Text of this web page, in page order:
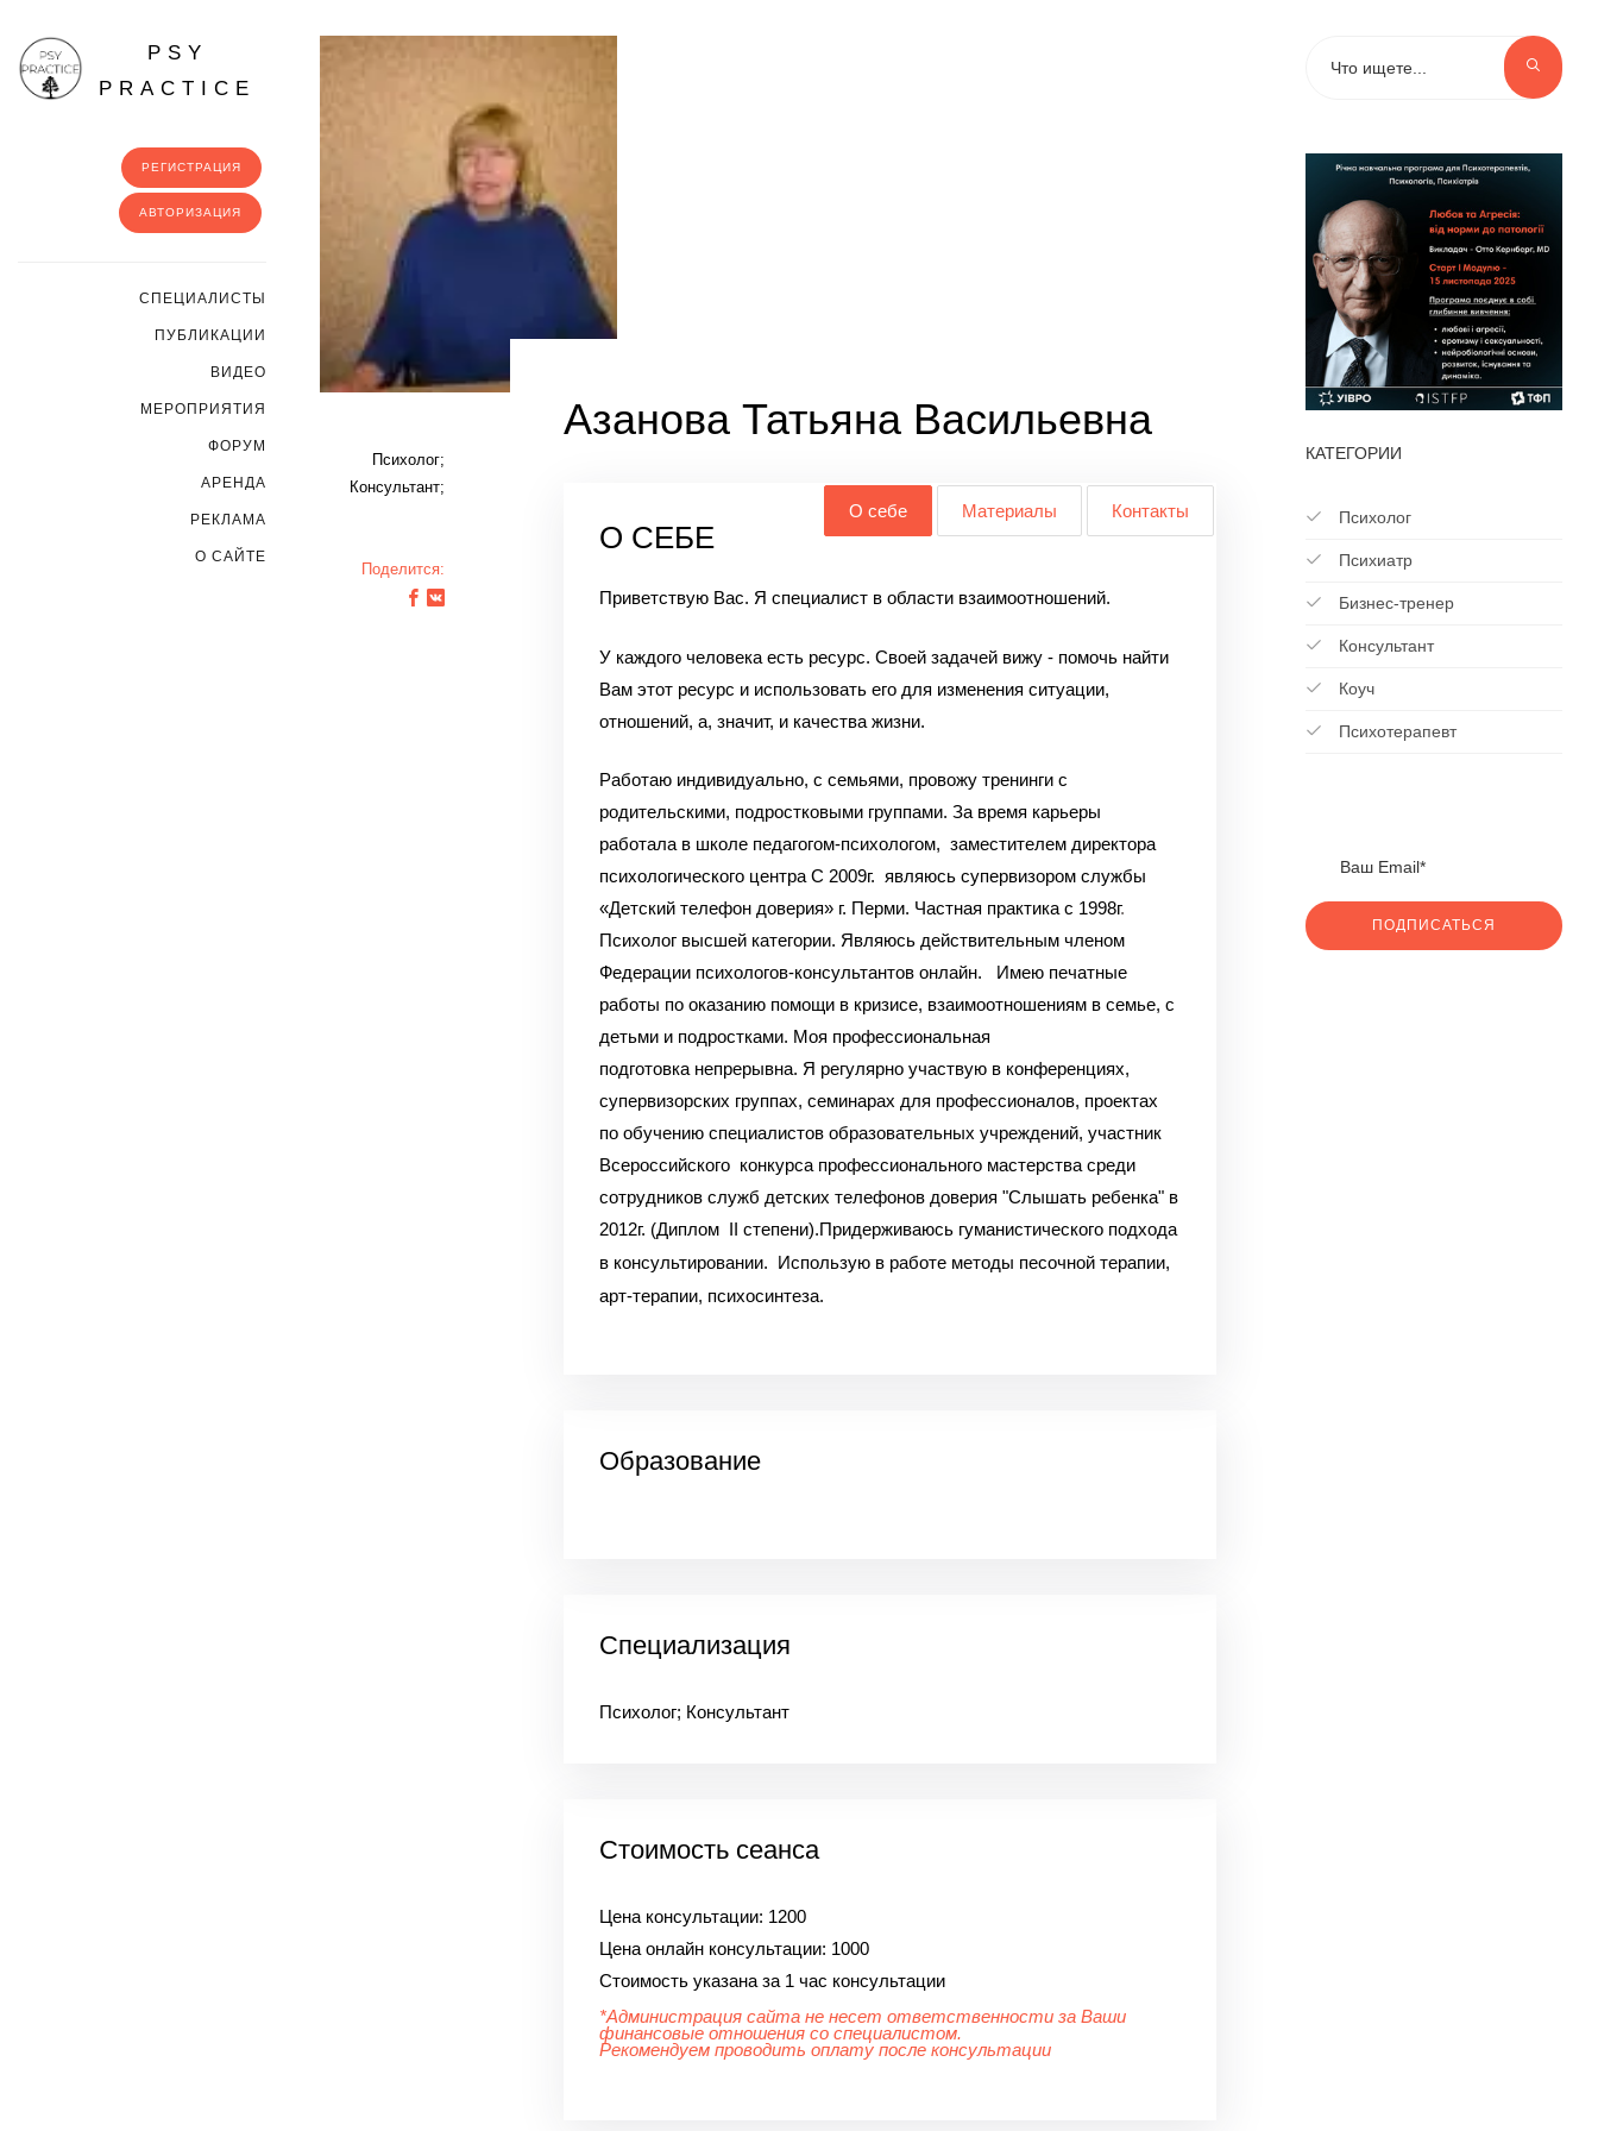
PSY
PRACTICE
РЕГИСТРАЦИЯ
АВТОРИЗАЦИЯ
CПЕЦИАЛИСТЫ
ПУБЛИКАЦИИ
ВИДЕО
МЕРОПРИЯТИЯ
ФОРУМ
АРЕНДА
РЕКЛАМА
О САЙТЕ
Психолог;
Консультант;
Поделится:
Азанова Татьяна Васильевна
О себе Материалы Контакты
О СЕБЕ
Приветствую Вас. Я специалист в области взаимоотношений.
У каждого человека есть ресурс. Cвоей задачей вижу - помочь найти
Вам этот ресурс и использовать его для изменения ситуации,
отношений, а, значит, и качества жизни.
Работаю индивидуально, с семьями, провожу тренинги с
родительскими, подростковыми группами. За время карьеры
работала в школе педагогом-психологом, заместителем директора
психологического центра С 2009г. являюсь супервизором службы
«Детский телефон доверия» г. Перми. Частная практика с 1998г.
Психолог высшей категории. Являюсь действительным членом
Федерации психологов-консультантов онлайн. Имею печатные
работы по оказанию помощи в кризисе, взаимоотношениям в семье, с
детьми и подростками. Моя профессиональная
подготовка непрерывна. Я регулярно участвую в конференциях,
супервизорских группах, семинарах для профессионалов, проектах
по обучению специалистов образовательных учреждений, участник
Всероссийского конкурса профессионального мастерства среди
сотрудников служб детских телефонов доверия "Слышать ребенка" в
2012г. (Диплом II степени).Придерживаюсь гуманистического подхода
в консультировании. Использую в работе методы песочной терапии,
арт-терапии, психосинтеза.
Образование
Специализация
Психолог; Консультант
Стоимость сеанса
Цена консультации: 1200
Цена онлайн консультации: 1000
Стоимость указана за 1 час консультации
*Администрация сайта не несет ответственности за Ваши
финансовые отношения со специалистом.
Рекомендуем проводить оплату после консультации
КАТЕГОРИИ
Психолог
Психиатр
Бизнес-тренер
Консультант
Коуч
Психотерапевт
ПОДПИСАТЬСЯ